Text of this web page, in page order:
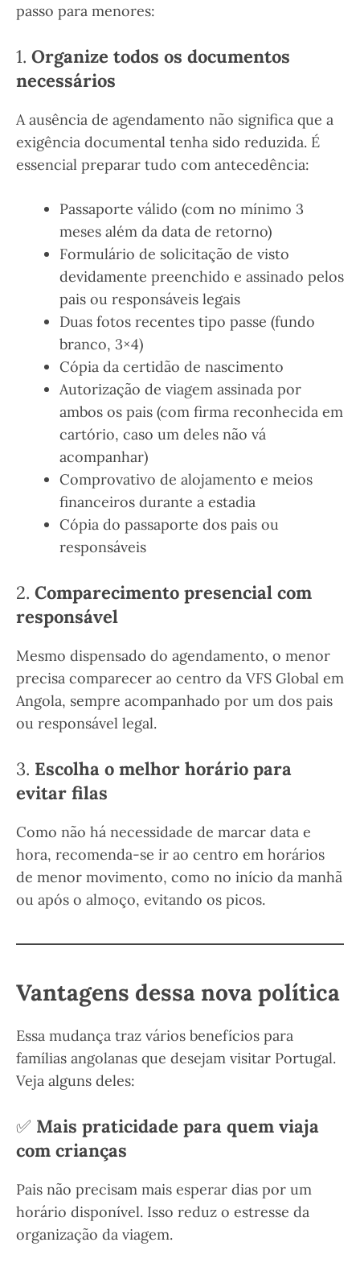
passo para menores:
1. Organize todos os documentos
necessários
A ausência de agendamento não significa que a
exigência documental tenha sido reduzida. É
essencial preparar tudo com antecedência:
Passaporte válido (com no mínimo 3
meses além da data de retorno)
Formulário de solicitação de visto
devidamente preenchido e assinado pelos
pais ou responsáveis legais
Duas fotos recentes tipo passe (fundo
branco, 3×4)
Cópia da certidão de nascimento
Autorização de viagem assinada por
ambos os pais (com firma reconhecida em
cartório, caso um deles não vá
acompanhar)
Comprovativo de alojamento e meios
financeiros durante a estadia
Cópia do passaporte dos pais ou
responsáveis
2. Comparecimento presencial com
responsável
Mesmo dispensado do agendamento, o menor
precisa comparecer ao centro da VFS Global em
Angola, sempre acompanhado por um dos pais
ou responsável legal.
3. Escolha o melhor horário para
evitar filas
Como não há necessidade de marcar data e
hora, recomenda-se ir ao centro em horários
de menor movimento, como no início da manhã
ou após o almoço, evitando os picos.
Vantagens dessa nova política
Essa mudança traz vários benefícios para
famílias angolanas que desejam visitar Portugal.
Veja alguns deles:
✅ Mais praticidade para quem viaja
com crianças
Pais não precisam mais esperar dias por um
horário disponível. Isso reduz o estresse da
organização da viagem.